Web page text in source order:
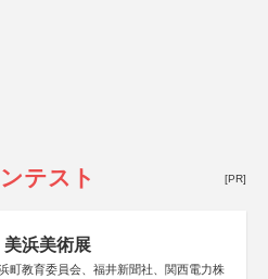
テスト [PR]
浜美術展
町教育委員会、福井新聞社、関西電力株